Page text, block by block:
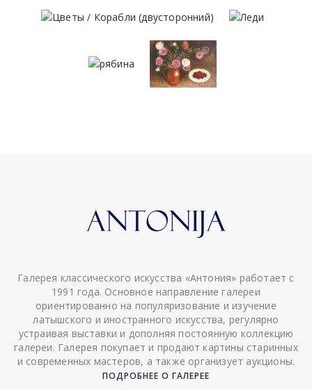
Галерея классического искусства «Антония» работает с
1991 года. Основное направление галереи
ориентированно на популяризование и изучение
латышского и иностранного искусства, регулярно
устраивая выставки и дополняя постоянную коллекцию
галереи. Галерея покупает и продают картины старинных
и современных мастеров, а также организует аукционы.
ПОДРОБНЕЕ О ГАЛЕРЕЕ